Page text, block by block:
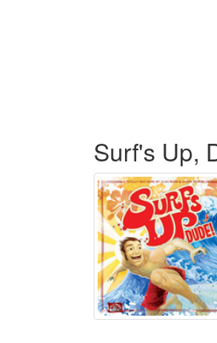
Surf's Up,